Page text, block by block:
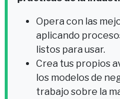
Opera con las
aplicando
listos para usar.
Crea tus propios
los modelos de
trabajo sobre la